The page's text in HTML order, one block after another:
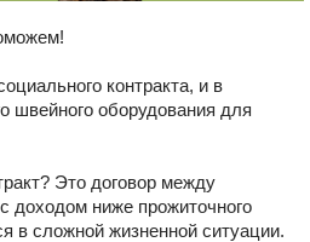
контракта, и в
швейного оборудования для
Это договор между
доходом ниже прожиточного
в сложной жизненной ситуации.